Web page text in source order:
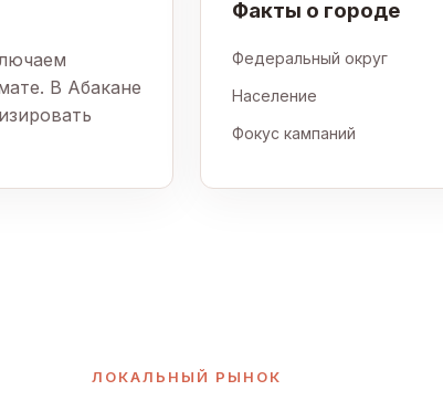
В Абакане
Факты о городе
Федеральный округ
Население
Фокус кампаний
ЛОКАЛЬНЫЙ РЫНОК